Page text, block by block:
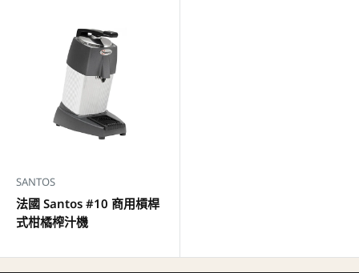
SANTOS
法國 Santos #10 商用槓桿
式柑橘榨汁機